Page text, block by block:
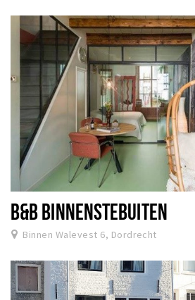
B&B BINNENSTEBUITEN
Binnen Walevest 6, Dordrecht